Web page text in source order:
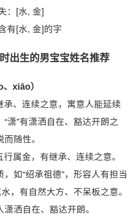
：[水, 金]
有[水, 金]的字
出生的男宝宝姓名推荐
xiāo）
承、连续之意，寓意人能延续
潇”有潇洒自在、豁达开朗之
随性。
行属金，有继承、连续之意。
如“绍承祖德”，形容人有担当
，有自然大方、不呆板之意。
洒自在、豁达开朗。